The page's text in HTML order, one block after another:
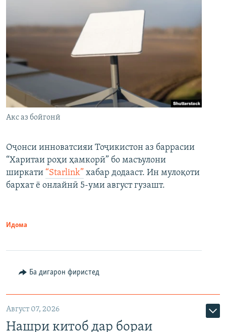
Акс аз бойгонӣ
Оҷонси инноватсияи Тоҷикистон аз баррасии
“Харитаи роҳи ҳамкорӣ” бо масъулони
ширкати “Starlink” хабар додааст. Ин мулоқоти
бархат ё онлайнӣ 5-уми август гузашт.
Идома
Ба дигарон фиристед
Август 07, 2026
Нашри китоб дар бораи